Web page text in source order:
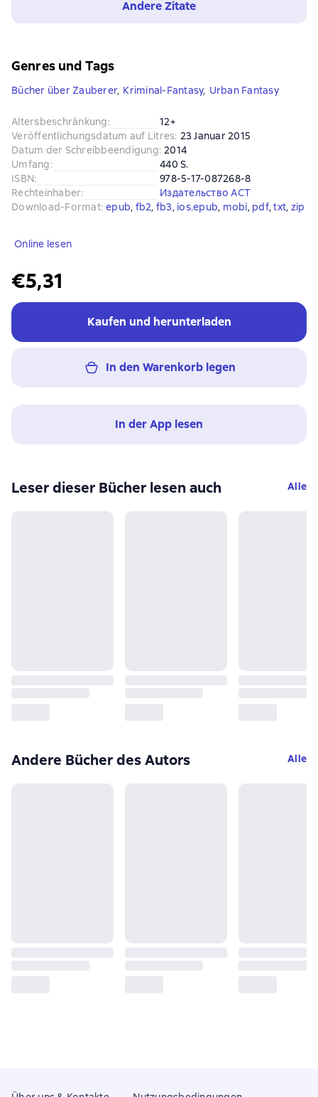
Andere Zitate
Genres und Tags
Bücher über Zauberer, Kriminal-Fantasy, Urban Fantasy
Altersbeschränkung:
12+
Veröffentlichungsdatum auf Litres: 23 Januar 2015
Datum der Schreibbeendigung: 2014
Umfang:
440 S.
ISBN:
978-5-17-087268-8
Rechteinhaber:
Издательство АСТ
Download-Format: epub, fb2, fb3, ios.epub, mobi, pdf, txt, zip
Online lesen
€5,31
Kaufen und herunterladen
In den Warenkorb legen
In der App lesen
Leser dieser Bücher lesen auch Alle
Andere Bücher des Autors Alle